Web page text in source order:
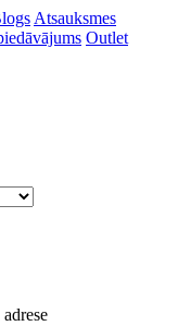
Atsauksmes
Outlet